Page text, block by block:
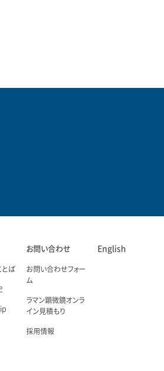
ば
お問い合わせ
お問い合わせフォー
ム
ラマン顕微鏡オンラ
イン見積もり
採用情報
English